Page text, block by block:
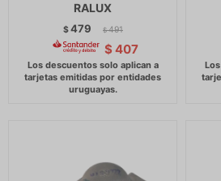
RALUX
$479 $ 491
$ 407